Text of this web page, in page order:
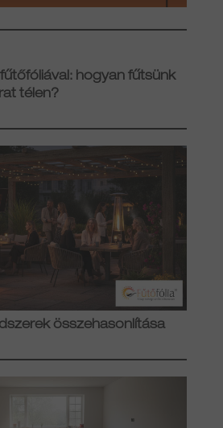
hogyan fűtsünk
télen?
összehasonlítása